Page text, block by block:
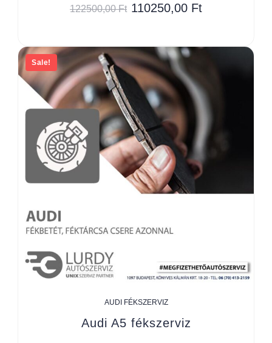
122500,00Ft 110250,00 Ft
Sale!
AUDI FÉKSZERVIZ
Audi A5 fékszerviz